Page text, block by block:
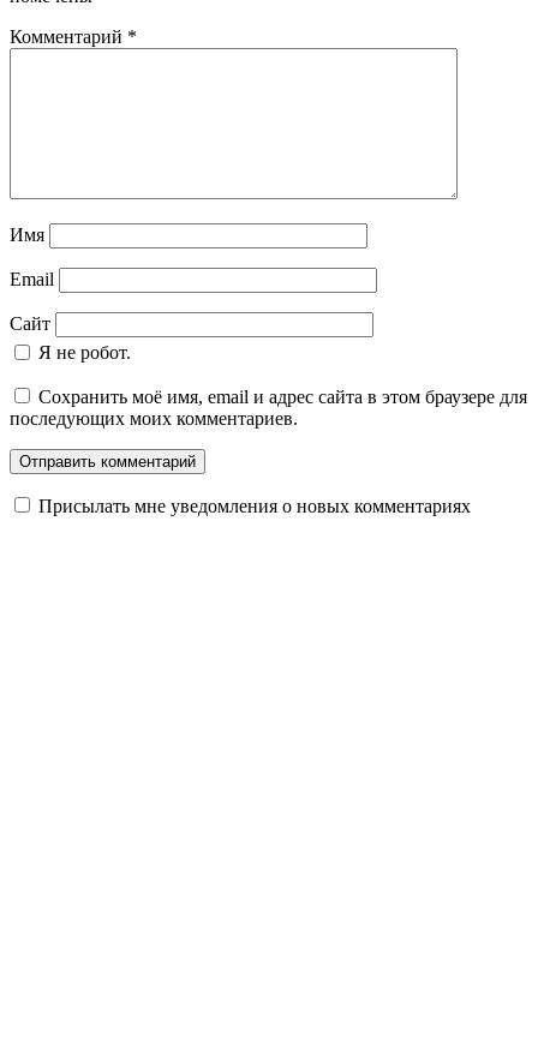
Комментарий *
Имя
Email
Сайт
Я не робот.
Сохранить моё имя, email и адрес сайта в этом браузере для
последующих моих комментариев.
Присылать мне уведомления о новых комментариях